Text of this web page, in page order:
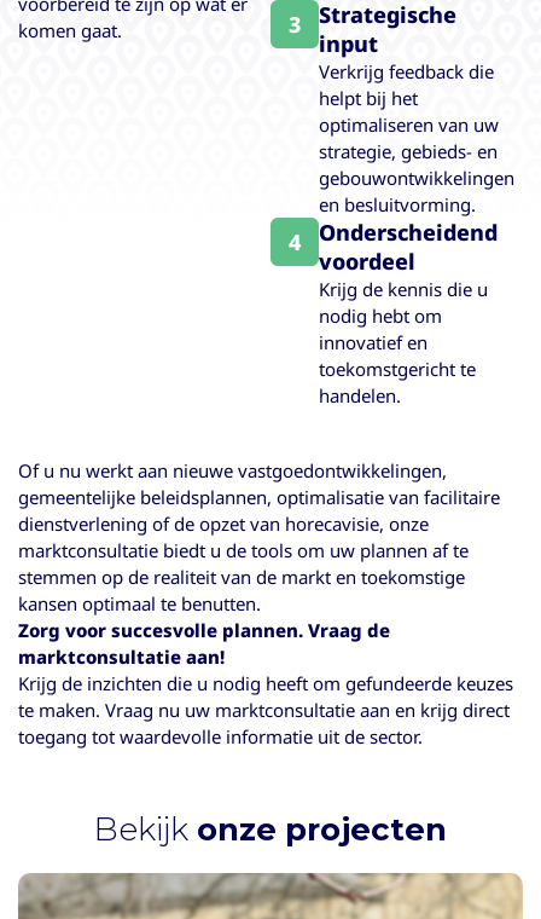
komen gaat.
3
Strategische
input
Verkrijg feedback die
helpt bij het
optimaliseren van uw
strategie, gebieds- en
gebouwontwikkelingen
en besluitvorming.
4
Onderscheidend
voordeel
Krijg de kennis die u
nodig hebt om
innovatief en
toekomstgericht te
handelen.
Of u nu werkt aan nieuwe vastgoedontwikkelingen,
gemeentelijke beleidsplannen, optimalisatie van facilitaire
dienstverlening of de opzet van horecavisie, onze
marktconsultatie biedt u de tools om uw plannen af te
stemmen op de realiteit van de markt en toekomstige
kansen optimaal te benutten.
Zorg voor succesvolle plannen. Vraag de
marktconsultatie aan!
Krijg de inzichten die u nodig heeft om gefundeerde keuzes
te maken. Vraag nu uw marktconsultatie aan en krijg direct
toegang tot waardevolle informatie uit de sector.
Bekijk onze projecten